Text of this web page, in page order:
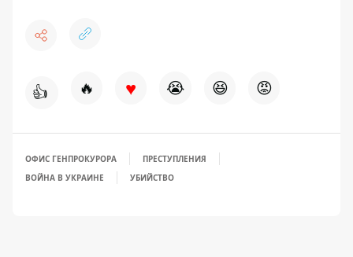
👍 🔥 ♥ 😭 😆 😡
ОФИС ГЕНПРОКУРОРА
ПРЕСТУПЛЕНИЯ
ВОЙНА В УКРАИНЕ
УБИЙСТВО